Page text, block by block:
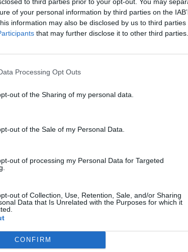
of your personal information by third parties on the
information may also be disclosed by us to third parties
that may further disclose it to other third parties.
Processing Opt Outs
out of the Sharing of my personal data.
out of the Sale of my Personal Data.
out of processing my Personal Data for Targeted
out of Collection, Use, Retention, Sale, and/or Sharing
Data that Is Unrelated with the Purposes for which it
CONFIRM